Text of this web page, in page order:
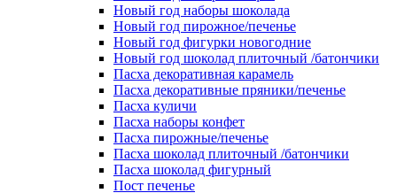
Новый год наборы шоколада
Новый год пирожное/печенье
Новый год фигурки новогодние
Новый год шоколад плиточный /батончики
Пасха декоративная карамель
Пасха декоративные пряники/печенье
Пасха куличи
Пасха наборы конфет
Пасха пирожные/печенье
Пасха шоколад плиточный /батончики
Пасха шоколад фигурный
Пост печенье